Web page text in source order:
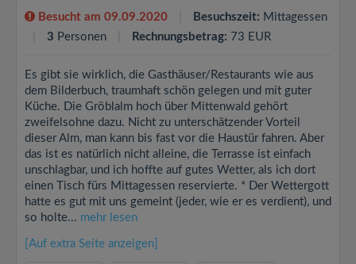
Besucht am 09.09.2020 Besuchszeit: Mittagessen
3 Personen Rechnungsbetrag: 73 EUR
Es gibt sie wirklich, die Gasthäuser/Restaurants wie aus
dem Bilderbuch, traumhaft schön gelegen und mit guter
Küche. Die Gröblalm hoch über Mittenwald gehört
zweifelsohne dazu. Nicht zu unterschätzender Vorteil
dieser Alm, man kann bis fast vor die Haustür fahren. Aber
das ist es natürlich nicht alleine, die Terrasse ist einfach
unschlagbar, und ich hoffte auf gutes Wetter, als ich dort
einen Tisch fürs Mittagessen reservierte. * Der Wettergott
hatte es gut mit uns gemeint (jeder, wie er es verdient), und
so holte... mehr lesen
[Auf extra Seite anzeigen]